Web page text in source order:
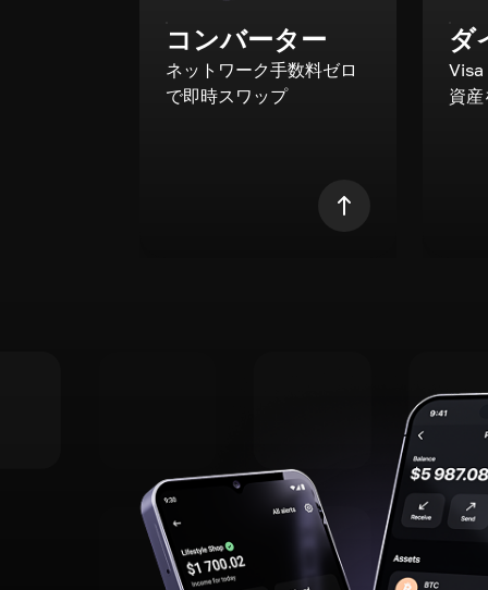
コンバーター
ネットワーク手数料ゼロ
で即時スワップ
ダ
資